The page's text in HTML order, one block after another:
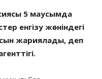
5 маусымда
енгізу жөніндегі
жариялады, деп